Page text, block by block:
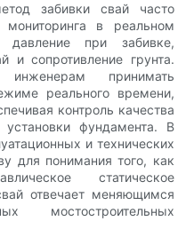
забивки свай часто
мониторинга в реальном
давление при забивке,
и сопротивление грунта.
принимать
реального времени,
контроль качества
фундамента. В
и технических
для понимания того, как
статическое
отвечает меняющимся
мостостроительных